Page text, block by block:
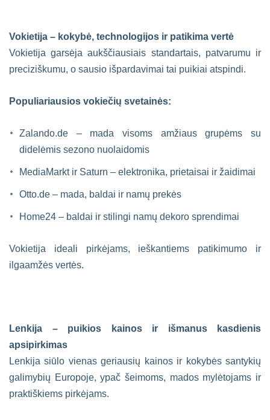
Vokietija – kokybė, technologijos ir patikima vertė
Vokietija garsėja aukščiausiais standartais, patvarumu ir
preciziškumu, o sausio išpardavimai tai puikiai atspindi.
Populiariausios vokiečių svetainės:
Zalando.de – mada visoms amžiaus grupėms su
didelėmis sezono nuolaidomis
MediaMarkt ir Saturn – elektronika, prietaisai ir žaidimai
Otto.de – mada, baldai ir namų prekės
Home24 – baldai ir stilingi namų dekoro sprendimai
Vokietija ideali pirkėjams, ieškantiems patikimumo ir
ilgaamžės vertės.
Lenkija – puikios kainos ir išmanus kasdienis
apsipirkimas
Lenkija siūlo vienas geriausių kainos ir kokybės santykių
galimybių Europoje, ypač šeimoms, mados mylėtojams ir
praktiškiems pirkėjams.